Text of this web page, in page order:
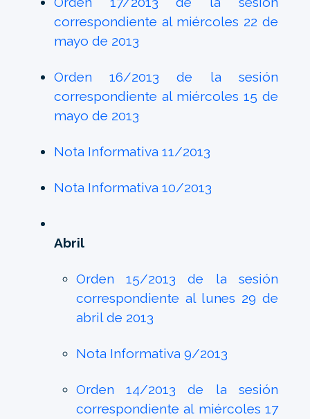
correspondiente al miércoles 22 de
mayo de 2013
Orden 16/2013 de la sesión
correspondiente al miércoles 15 de
mayo de 2013
Nota Informativa 11/2013
Nota Informativa 10/2013
Abril
Orden 15/2013 de la sesión
correspondiente al lunes 29 de
abril de 2013
Nota Informativa 9/2013
Orden 14/2013 de la sesión
correspondiente al miércoles 17